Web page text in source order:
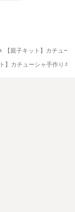
【親子キット】カチュ
ト】カチューシャ手作り